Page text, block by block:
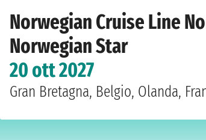
Norwegian Cruise Line
Norwegian Star
20 ott 2027
Gran Bretagna, Belgio, Olanda,